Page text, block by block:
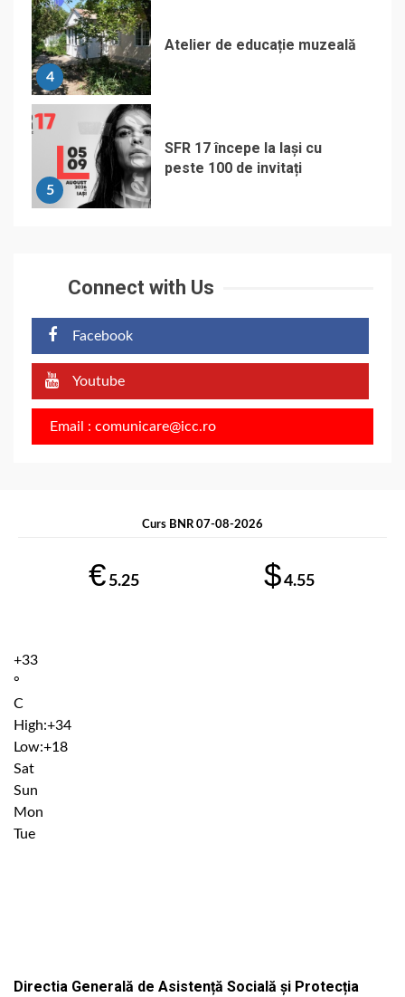
4
Atelier de educație muzeală
5
SFR 17 începe la Iași cu
peste 100 de invitați
Connect with Us
Facebook
Youtube
Email : comunicare@icc.ro
Curs BNR 07-08-2026
€ 5.25 $4.55
+33
°
C
High:+34
Low:+18
Sat
Sun
Mon
Tue
Directia Generală de Asistență Socială și Protecția